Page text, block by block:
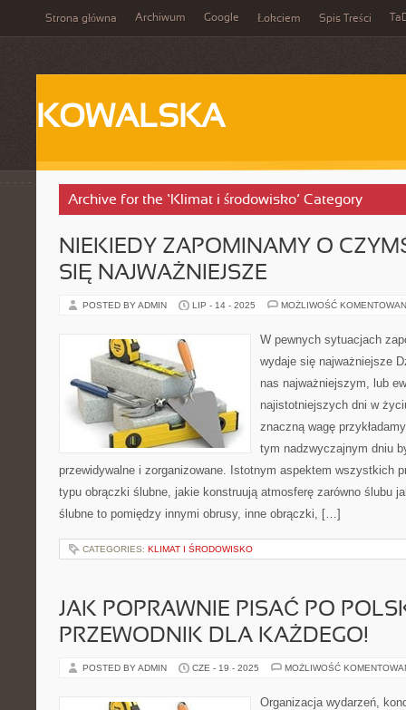
Strona główna Archiwum Google Łokciem Spis Treści
KOWALSKA
Archive for the ‘Klimat i środowisko’ Category
NIEKIEDY ZAPOMINAMY O
SIĘ NAJWAŻNIEJSZE
POSTED BY ADMIN LIP - 14 - 2025 MOŻLIWOŚĆ
W pewnych sytuacjach
wydaje się najważniejsze
nas najważniejszym, lub
najistotniejszych dni w
znaczną wagę
tym nadzwyczajnym dniu
przewidywalne i zorganizowane. Istotnym aspektem wszystkich
typu obrączki ślubne, jakie konstruują atmosferę zarówno ślubu
ślubne to pomiędzy innymi obrusy, inne obrączki, […]
CATEGORIES: KLIMAT I ŚRODOWISKO
JAK POPRAWNIE PISAĆ PO
PRZEWODNIK DLA KAŻDEGO!
POSTED BY ADMIN CZE - 19 - 2025 MOŻLIWOŚĆ
Organizacja wydarzeń,